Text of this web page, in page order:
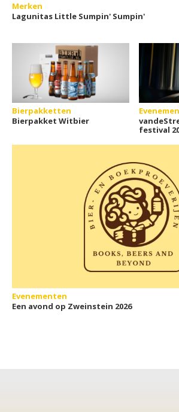
Merken
Lagunitas Little Sumpin' Sumpin'
Bierpakketten
Bierpakket Witbier
festival
Evenementen
Een avond op Zweinstein 2026